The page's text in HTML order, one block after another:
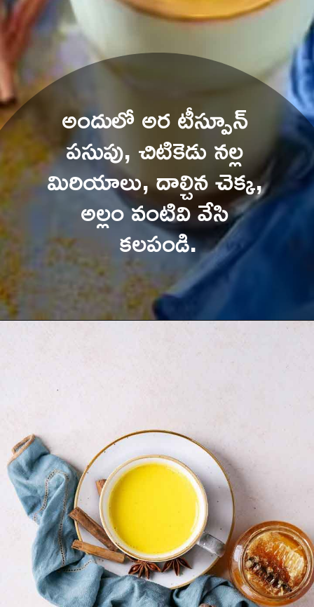
అందులో అర టీస్పూన్
పసుపు, చిటికెడు నల్ల
మిరియాలు, దాల్చిన చెక్క,
అల్లం వంటివి వేసి
కలపండి.